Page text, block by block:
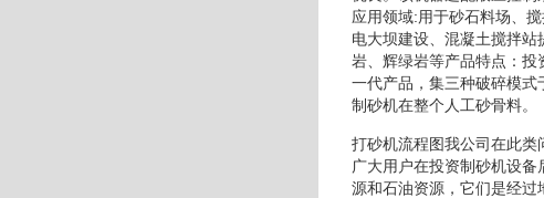
应用领域:用于砂石料场、
电大坝建设、混凝土搅拌
岩、辉绿岩等产品特点：
一代产品，集三种破碎模式
制砂机在整个人工砂骨料。
打砂机流程图我公司在此
广大用户在投资制砂机设
源和石油资源，它们是经